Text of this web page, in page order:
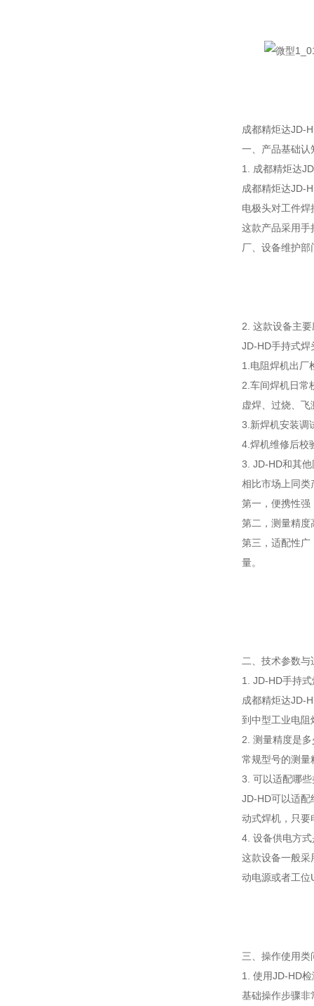
成都精炬达JD-
一、产品基础认
1. 成都精炬达
成都精炬达JD-
电极头对工件
这款产品采用手
厂、设备维护部
2. 这款设备主
JD-HD手持式焊
1.电阻焊机出厂
2.车间焊机日常
虚焊、过烧、飞
3.新焊机安装调
4.焊机维修后校
3. JD-HD和其
相比市场上同类
第一，便携性强
第二，测量精度
第三，适配性广
量。
二、技术参数与
1. JD-HD手持
成都精炬达JD-
到中型工业电阻
2. 测量精度是多
常规型号的测量
3. 可以适配哪
JD-HD可以适配
动式焊机，只要
4. 设备供电方
这款设备一般采
动电源或者工位
三、操作使用类
1. 使用JD-HD
基础操作步骤非